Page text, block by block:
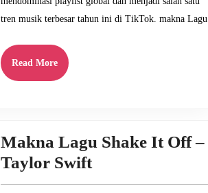
tren musik terbesar tahun ini di TikTok. makna Lagu
Read MoreRead
More
Makna Lagu Shake It Off –
Taylor SwiftMakna
Lagu